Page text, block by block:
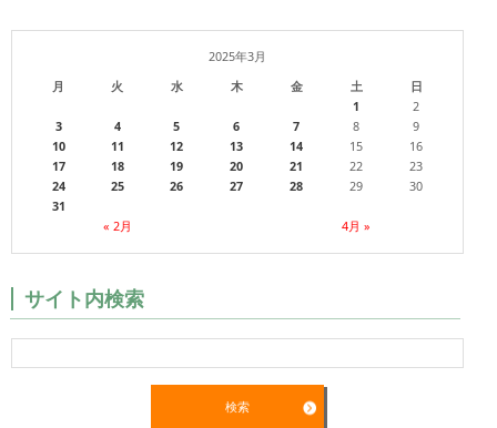
2025年3月
月
火 水 木 金 土 日
« 2月 4月 »
1
2
3
4 5 6 7 8
9
10
11 12 13 14 15
16
17
18 19 20 21 22
23
24
25 26 27 28 29
30
31
サイト内検索